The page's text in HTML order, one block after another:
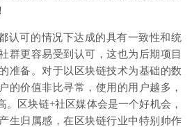
认可的情况下达成的具有一致性和统
群更容易受到认可，这也为后期项目
准备。对于以区块链技术为基础的数
的价值非比寻常，使用的用户越多，
。区块链+社区媒体会是一个好机会，
生归属感，在区块链行业中特别帅作